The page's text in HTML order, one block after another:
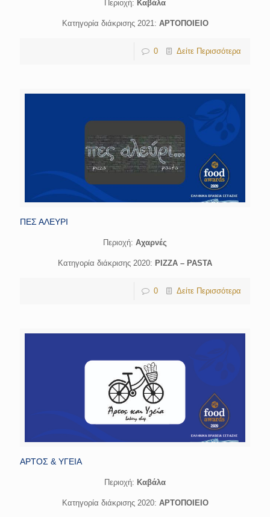
Περιοχή: Kαβάλα
Κατηγορία διάκρισης 2021: ΑΡΤΟΠΟΙΕΙΟ
0 Δείτε Περισσότερα
ΠΕΣ ΑΛΕΥΡΙ
Περιοχή: Αχαρνές
Κατηγορία διάκρισης 2020: PIZZA – PASTA
0 Δείτε Περισσότερα
ΑΡΤΟΣ & ΥΓΕΙΑ
Περιοχή: Kαβάλα
Κατηγορία διάκρισης 2020: ΑΡΤΟΠΟΙΕΙΟ